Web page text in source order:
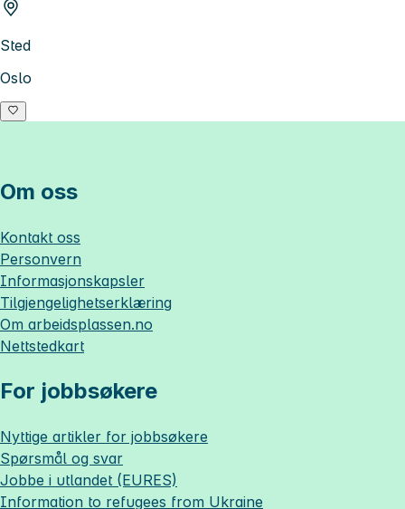
Sted
Oslo
Om oss
Kontakt oss
Personvern
Informasjonskapsler
Tilgjengelighetserklæring
Om arbeidsplassen.no
Nettstedkart
For jobbsøkere
Nyttige artikler for jobbsøkere
Spørsmål og svar
Jobbe i utlandet (EURES)
Information to refugees from Ukraine